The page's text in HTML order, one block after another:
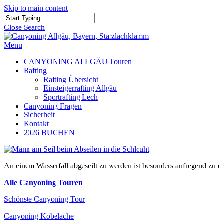
Skip to main content
Close Search
Menu
CANYONING ALLGÄU Touren
Rafting
Rafting Übersicht
Einsteigerrafting Allgäu
Sportrafting Lech
Canyoning Fragen
Sicherheit
Kontakt
2026 BUCHEN
An einem Wasserfall abgeseilt zu werden ist besonders aufregend zu
Alle Canyoning Touren
Schönste Canyoning Tour
Canyoning Kobelache